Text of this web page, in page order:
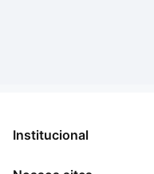
Institucional